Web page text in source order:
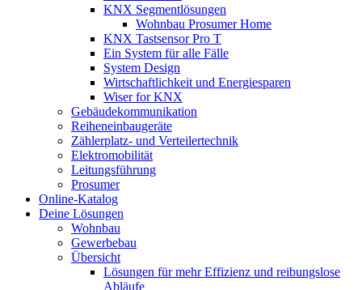
KNX Segmentlösungen
Wohnbau Prosumer Home
KNX Tastsensor Pro T
Ein System für alle Fälle
System Design
Wirtschaftlichkeit und Energiesparen
Wiser for KNX
Gebäudekommunikation
Reiheneinbaugeräte
Zählerplatz- und Verteilertechnik
Elektromobilität
Leitungsführung
Prosumer
Online-Katalog
Deine Lösungen
Wohnbau
Gewerbebau
Übersicht
Lösungen für mehr Effizienz und reibungslose
Abläufe